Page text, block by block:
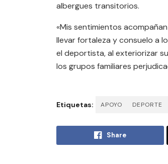
albergues transitorios.
«Mis sentimientos
llevar fortaleza y consuelo a
el deportista, al exteriorizar
los grupos familiares
Etiquetas: APOYO DEPORTE
Share